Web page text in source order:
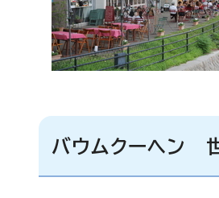
バウムクーヘン